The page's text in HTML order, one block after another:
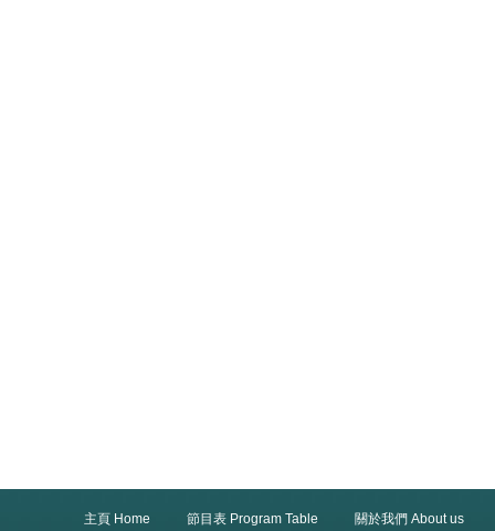
主頁 Home 節目表 Program Table
關於我們 About us